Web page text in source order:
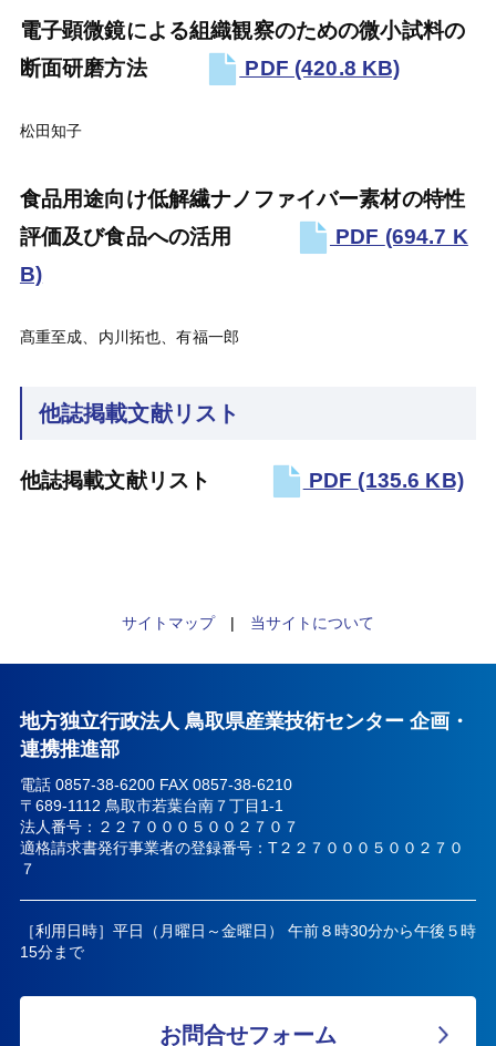
電子顕微鏡による組織観察のための微小試料の
断面研磨方法
PDF (420.8 KB)
松田知子
食品用途向け低解繊ナノファイバー素材の特性
評価及び食品への活用
PDF (694.7 K
B)
髙重至成、内川拓也、有福一郎
他誌掲載文献リスト
他誌掲載文献リスト PDF (135.6 KB)
サイトマップ| 当サイトについて
地方独立行政法人 鳥取県産業技術センター 企画・
連携推進部
電話 0857-38-6200 FAX 0857-38-6210
〒689-1112 鳥取市若葉台南７丁目1-1
法人番号：２２７０００５００２７０７
適格請求書発行事業者の登録番号：T２２７０００５００２７０
７
［利用日時］平日（月曜日～金曜日） 午前８時30分から午後５時
15分まで
お問合せフォーム